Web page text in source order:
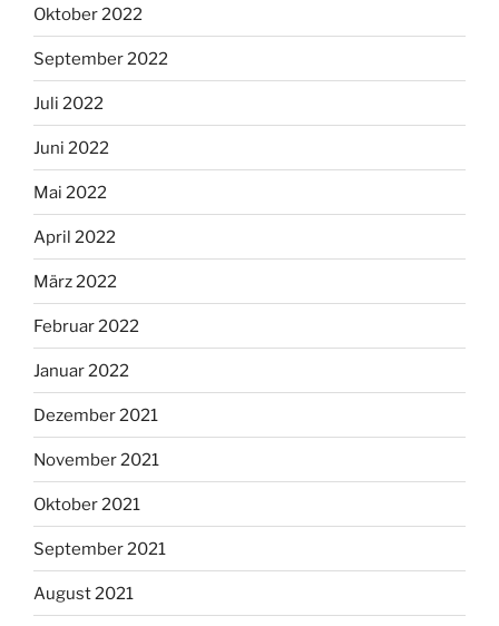
Oktober 2022
September 2022
Juli 2022
Juni 2022
Mai 2022
April 2022
März 2022
Februar 2022
Januar 2022
Dezember 2021
November 2021
Oktober 2021
September 2021
August 2021